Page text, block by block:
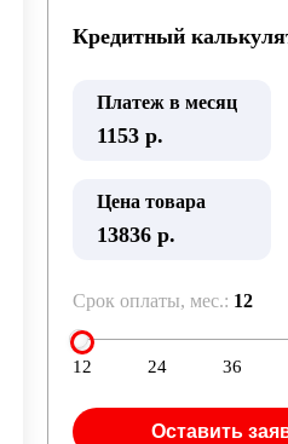
Кредитный
Платеж в месяц
1153 р.
Цена товара
13836 р.
Срок оплаты, мес.: 12
12 24 36
Оставить